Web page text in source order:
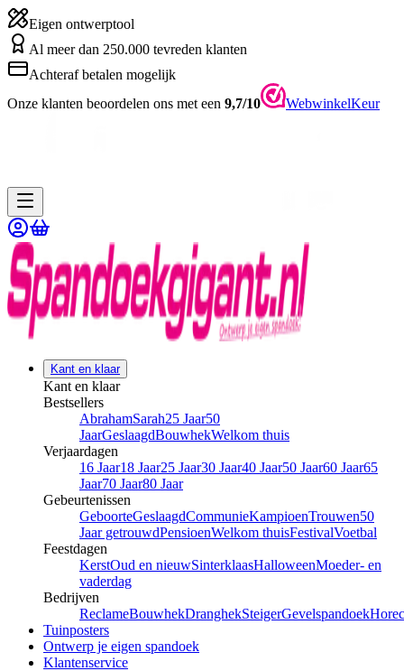
Eigen ontwerptool
Al meer dan 250.000 tevreden klanten
Achteraf betalen mogelijk
Onze klanten beoordelen ons met een 9,7/10 WebwinkelKeur
Kant en klaar
Kant en klaar
Bestsellers
AbrahamSarah25 Jaar50
JaarGeslaagdBouwhekWelkom thuis
Verjaardagen
16 Jaar18 Jaar25 Jaar30 Jaar40 Jaar50 Jaar60 Jaar65
Jaar70 Jaar80 Jaar
Gebeurtenissen
GeboorteGeslaagdCommunieKampioenTrouwen50
Jaar getrouwdPensioenWelkom thuisFestivalVoetbal
Feestdagen
KerstOud en nieuwSinterklaasHalloweenMoeder- en
vaderdag
Bedrijven
ReclameBouwhekDranghekSteigerGevelspandoek
Tuinposters
Ontwerp je eigen spandoek
Klantenservice